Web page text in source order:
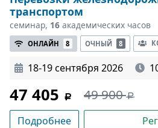
транспортом
семинар, 16 академических часов
ОНЛАЙН 8 ОЧНЫЙ 8
18-19 сентября 2026
47 405 49 900
Подробнее